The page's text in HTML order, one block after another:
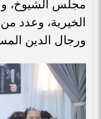
مجلس الشيوخ،
الخيرية، وعدد من
ورجال الدين